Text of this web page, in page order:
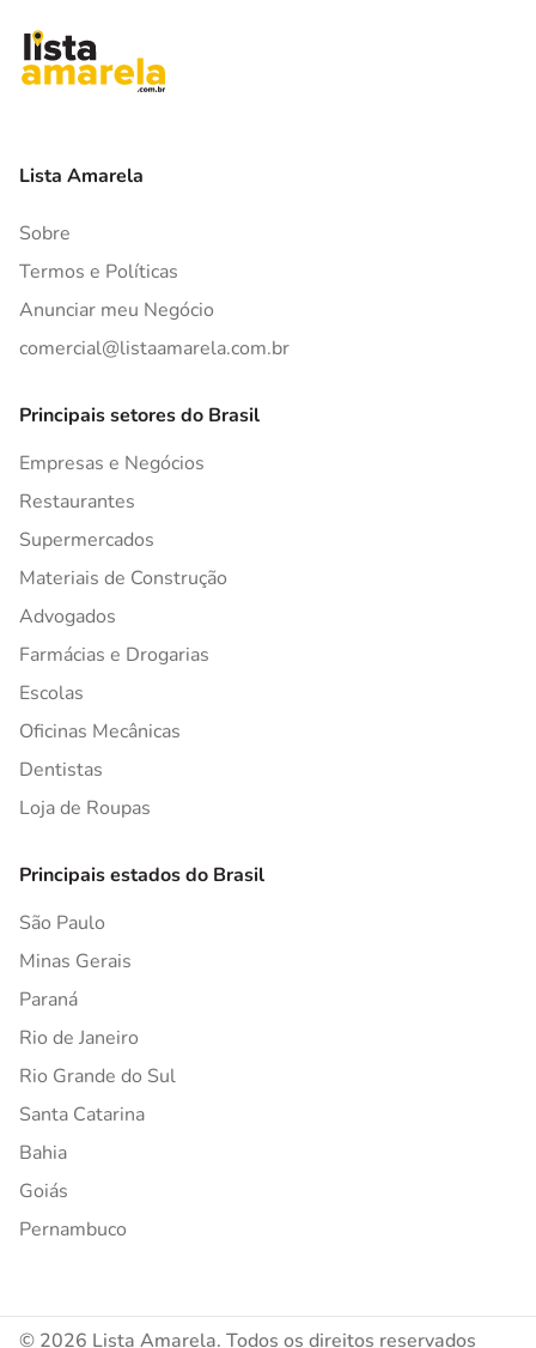
Lista Amarela
Sobre
Termos e Políticas
Anunciar meu Negócio
comercial@listaamarela.com.br
Principais setores do Brasil
Empresas e Negócios
Restaurantes
Supermercados
Materiais de Construção
Advogados
Farmácias e Drogarias
Escolas
Oficinas Mecânicas
Dentistas
Loja de Roupas
Principais estados do Brasil
São Paulo
Minas Gerais
Paraná
Rio de Janeiro
Rio Grande do Sul
Santa Catarina
Bahia
Goiás
Pernambuco
© 2026 Lista Amarela. Todos os direitos reservados